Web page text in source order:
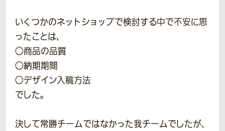
いくつかのネットショップで検討する中で不安に思
ったことは、
○商品の品質
○納期期間
○デザイン入稿方法
でした。
決して常勝チームではなかった我チームでしたが、